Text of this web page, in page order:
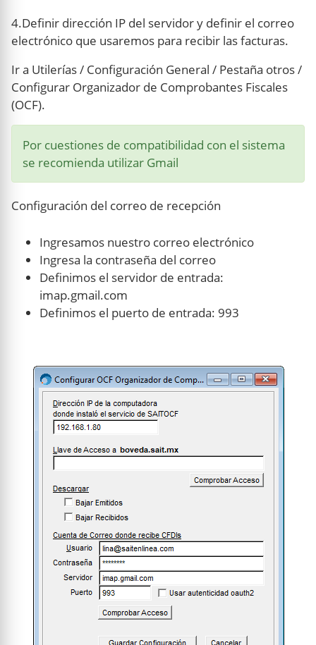
4.Definir dirección IP del servidor y definir el correo
electrónico que usaremos para recibir las facturas.
Ir a Utilerías / Configuración General / Pestaña otros /
Configurar Organizador de Comprobantes Fiscales
(OCF).
Por cuestiones de compatibilidad con el sistema
se recomienda utilizar Gmail
Configuración del correo de recepción
Ingresamos nuestro correo electrónico
Ingresa la contraseña del correo
Definimos el servidor de entrada:
imap.gmail.com
Definimos el puerto de entrada: 993